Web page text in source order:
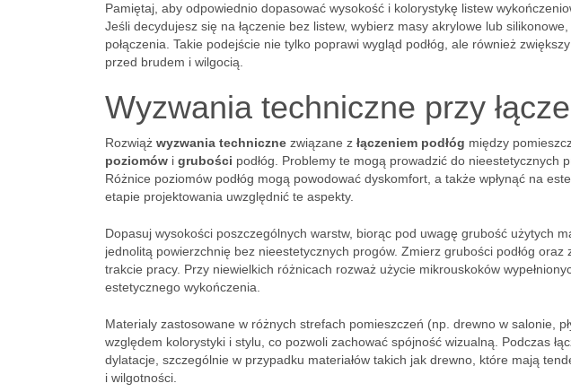
Pamiętaj, aby odpowiednio dopasować wysokość i kolorystykę listew
Jeśli decydujesz się na łączenie bez listew, wybierz masy akrylowe lub
połączenia. Takie podejście nie tylko poprawi wygląd podłóg, ale również
przed brudem i wilgocią.
Wyzwania techniczne przy
Rozwiąż wyzwania techniczne związane z łączeniem podłóg między
poziomów i grubości podłóg. Problemy te mogą prowadzić do nieestetycznych
Różnice poziomów podłóg mogą powodować dyskomfort, a także wpłynąć na
etapie projektowania uwzględnić te aspekty.
Dopasuj wysokości poszczególnych warstw, biorąc pod uwagę grubość użytych
jednolitą powierzchnię bez nieestetycznych progów. Zmierz grubości podłóg
trakcie pracy. Przy niewielkich różnicach rozważ użycie mikrouskoków
estetycznego wykończenia.
Materialy zastosowane w różnych strefach pomieszczeń (np. drewno w salonie,
względem kolorystyki i stylu, co pozwoli zachować spójność wizualną. Podczas
dylatacje, szczególnie w przypadku materiałów takich jak drewno, które mają
i wilgotności.